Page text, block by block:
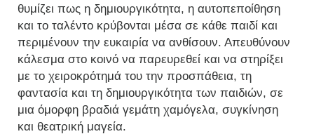
θυμίζει πως η δημιουργικότητα, η αυτοπεποίθηση
και το ταλέντο κρύβονται μέσα σε κάθε παιδί και
περιμένουν την ευκαιρία να ανθίσουν. Απευθύνουν
κάλεσμα στο κοινό να παρευρεθεί και να στηρίξει
με το χειροκρότημά του την προσπάθεια, τη
φαντασία και τη δημιουργικότητα των παιδιών, σε
μια όμορφη βραδιά γεμάτη χαμόγελα, συγκίνηση
και θεατρική μαγεία.